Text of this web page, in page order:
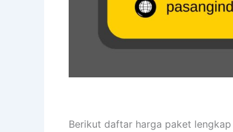
Berikut daftar harga paket